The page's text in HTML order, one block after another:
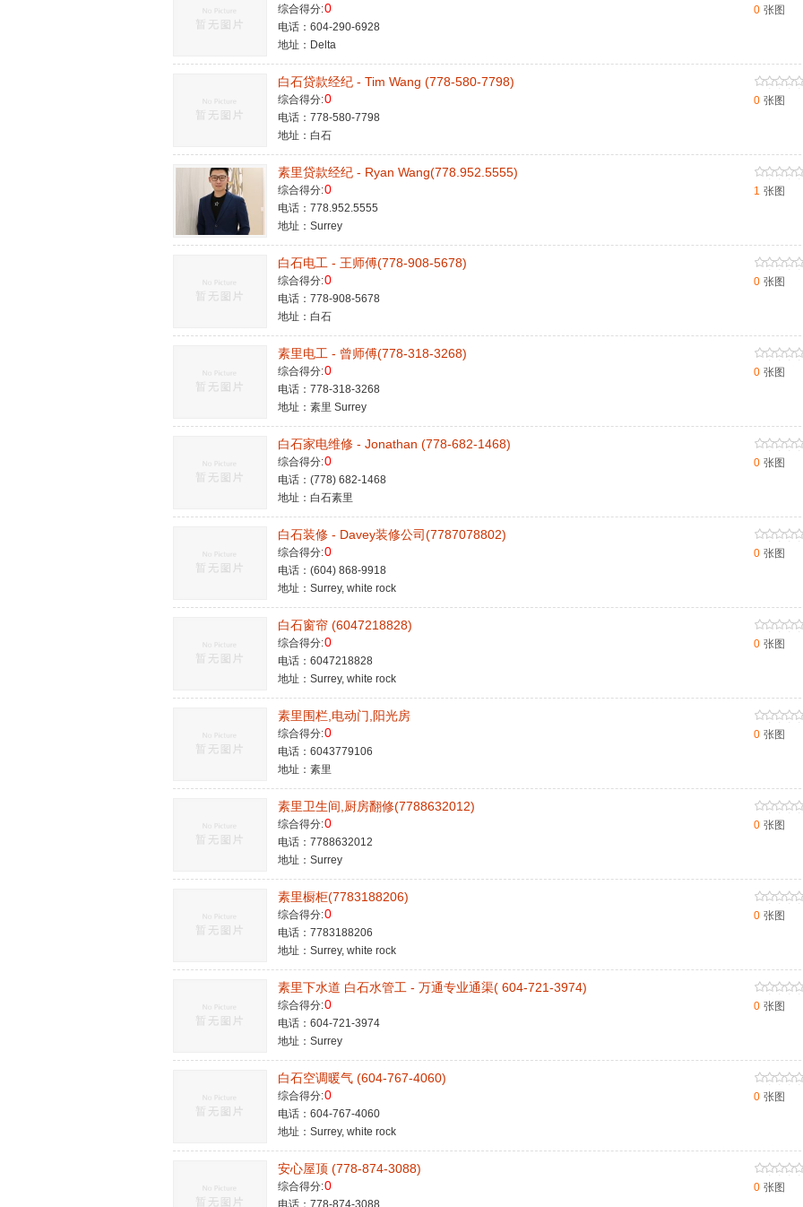
综合得分:0
电话：604-290-6928
地址：Delta
0 张图
白石贷款经纪 - Tim Wang (778-580-7798)
综合得分:0
电话：778-580-7798
地址：白石
0 张图
素里贷款经纪 - Ryan Wang(778.952.5555)
综合得分:0
电话：778.952.5555
地址：Surrey
1 张图
白石电工 - 王师傅(778-908-5678)
综合得分:0
电话：778-908-5678
地址：白石
0 张图
素里电工 - 曾师傅(778-318-3268)
综合得分:0
电话：778-318-3268
地址：素里 Surrey
0 张图
白石家电维修 - Jonathan (778-682-1468)
综合得分:0
电话：(778) 682-1468
地址：白石素里
0 张图
白石装修 - Davey装修公司(7787078802)
综合得分:0
电话：(604) 868-9918
地址：Surrey, white rock
0 张图
白石窗帘 (6047218828)
综合得分:0
电话：6047218828
地址：Surrey, white rock
0 张图
素里围栏,电动门,阳光房
综合得分:0
电话：6043779106
地址：素里
0 张图
素里卫生间,厨房翻修(7788632012)
综合得分:0
电话：7788632012
地址：Surrey
0 张图
素里橱柜(7783188206)
综合得分:0
电话：7783188206
地址：Surrey, white rock
0 张图
素里下水道 白石水管工 - 万通专业通渠( 604-721-3974)
综合得分:0
电话：604-721-3974
地址：Surrey
0 张图
白石空调暖气 (604-767-4060)
综合得分:0
电话：604-767-4060
地址：Surrey, white rock
0 张图
安心屋顶 (778-874-3088)
综合得分:0
电话：778-874-3088
0 张图